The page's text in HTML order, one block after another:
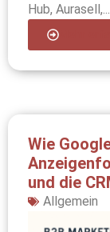
Hub, Aurasell,...
Wie
und die
Allgemein